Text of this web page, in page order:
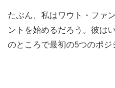
たぶん、私はワウト・ファ
ントを始めるだろう。彼は
のところで最初の5つのポジ